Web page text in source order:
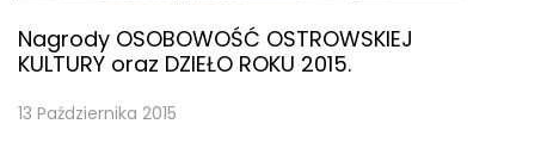
Nagrody OSOBOWOŚĆ OSTROWSKIEJ
KULTURY oraz DZIEŁO ROKU 2015.
13 Października 2015